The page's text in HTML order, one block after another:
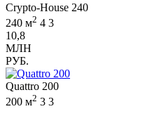
Crypto-House 240
240 м2 4 3
10,8
МЛН
РУБ.
Quattro 200
200 м2 3 3